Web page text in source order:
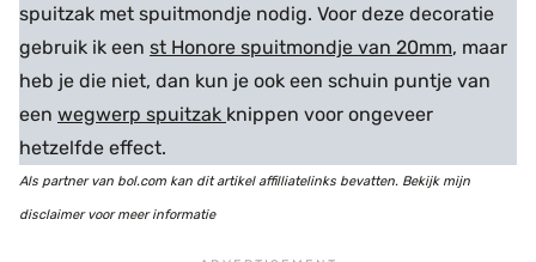
spuitzak met spuitmondje nodig. Voor deze decoratie
gebruik ik een st Honore spuitmondje van 20mm, maar
heb je die niet, dan kun je ook een schuin puntje van
een wegwerp spuitzak knippen voor ongeveer
hetzelfde effect.
Als partner van bol.com kan dit artikel affilliatelinks bevatten. Bekijk mijn
disclaimer voor meer informatie